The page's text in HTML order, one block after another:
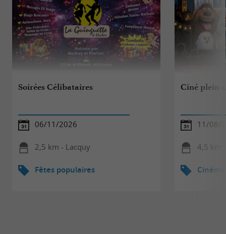
Soirées Célibataires
06/11/2026
2,5 km - Lacquy
Fêtes populaires
Ciné plein
11/08/
4,5 km
Cinéma